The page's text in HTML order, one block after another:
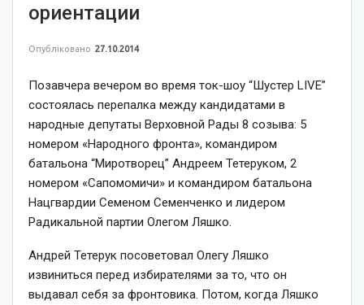
ориентации
Опубліковано 27.10.2014
Позавчера вечером во время ток-шоу “Шустер LIVE”
состоялась перепалка между кандидатами в
народные депутаты Верховной Рады 8 созыва: 5
номером «Народного фронта», командиром
батальона “Миротворец” Андреем Тетеруком, 2
номером «Сапомомичи» и командиром батальона
Нацгвардии Семеном Семенченко и лидером
Радикальной партии Олегом Ляшко.
Андрей Тетерук посоветовал Олегу Ляшко
извиниться перед избирателями за то, что он
выдавал себя за фронтовика. Потом, когда Ляшко